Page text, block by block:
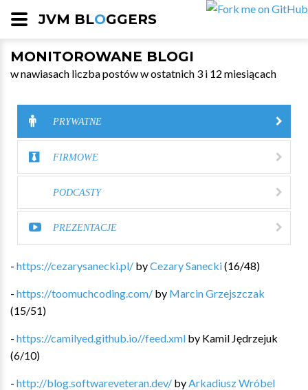
JVM BLOGGERS
MONITOROWANE BLOGI
w nawiasach liczba postów w ostatnich 3 i 12 miesiącach
PRYWATNE
FIRMOWE
PODCASTY
PREZENTACJE
- https://cezarysanecki.pl/ byCezary Sanecki(16/48)
- https://toomuchcoding.com/ by Marcin Grzejszczak
(15/51)
- https://camilyed.github.io//feed.xml by Kamil Jędrzejuk
(6/10)
- http://blog.softwareveteran.dev/ by Arkadiusz Wróbel